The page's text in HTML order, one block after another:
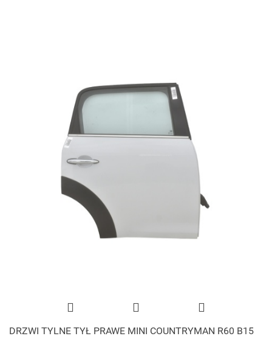
DRZWI TYLNE TYŁ PRAWE MINI COUNTRYMAN R60 B15